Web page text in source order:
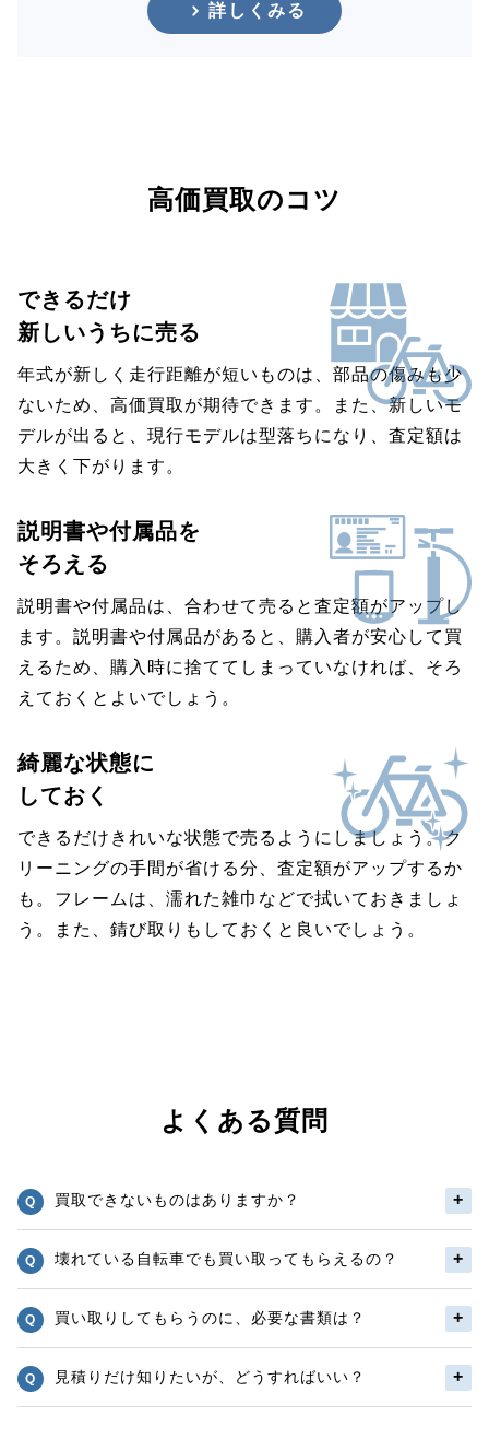
詳しくみる
高価買取のコツ
できるだけ
新しいうちに売る
年式が新しく走行距離が短いものは、部品の傷みも少
ないため、高価買取が期待できます。また、新しいモ
デルが出ると、現行モデルは型落ちになり、査定額は
大きく下がります。
説明書や付属品を
そろえる
説明書や付属品は、合わせて売ると査定額がアップし
ます。説明書や付属品があると、購入者が安心して買
えるため、購入時に捨ててしまっていなければ、そろ
えておくとよいでしょう。
綺麗な状態に
しておく
できるだけきれいな状態で売るようにしましょう。ク
リーニングの手間が省ける分、査定額がアップするか
も。フレームは、濡れた雑巾などで拭いておきましょ
う。また、錆び取りもしておくと良いでしょう。
よくある質問
買取できないものはありますか？
壊れている自転車でも買い取ってもらえるの？
買い取りしてもらうのに、必要な書類は？
見積りだけ知りたいが、どうすればいい？